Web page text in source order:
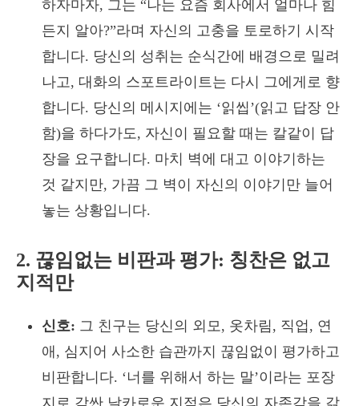
하자마자, 그는 “나는 요즘 회사에서 얼마나 힘
든지 알아?”라며 자신의 고충을 토로하기 시작
합니다. 당신의 성취는 순식간에 배경으로 밀려
나고, 대화의 스포트라이트는 다시 그에게로 향
합니다. 당신의 메시지에는 ‘읽씹’(읽고 답장 안
함)을 하다가도, 자신이 필요할 때는 칼같이 답
장을 요구합니다. 마치 벽에 대고 이야기하는
것 같지만, 가끔 그 벽이 자신의 이야기만 늘어
놓는 상황입니다.
2. 끊임없는 비판과 평가: 칭찬은 없고
지적만
신호: 그 친구는 당신의 외모, 옷차림, 직업, 연
애, 심지어 사소한 습관까지 끊임없이 평가하고
비판합니다. ‘너를 위해서 하는 말’이라는 포장
지로 감싼 날카로운 지적은 당신의 자존감을 갉